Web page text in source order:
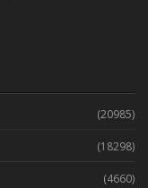
(20985)
(18298)
(4660)